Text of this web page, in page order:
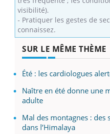
visibilité).
- Pratiquer les gestes de
connaissez.
SUR LE MÊME THÈME
Été : les cardiologues
Naître en été donne une
adulte
Mal des montagnes :
dans l’Himalaya